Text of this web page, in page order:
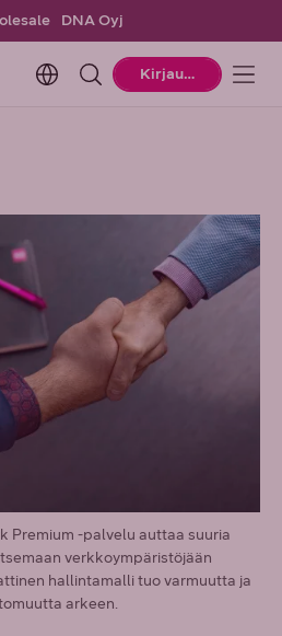
DNA Oyj
Change language. Current
Kirjaudu
Premium -palvelu auttaa suuria
verkkoympäristöjään
hallintamalli tuo varmuutta ja
arkeen.